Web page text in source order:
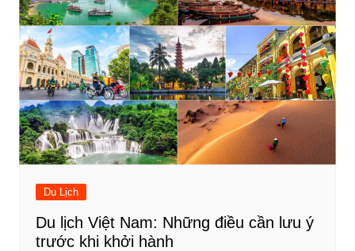
Du Lịch
Du lịch Việt Nam: Những điều cần lưu ý
trước khi khởi hành